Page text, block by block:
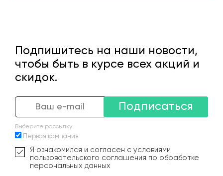
Подпишитесь на наши новости,
чтобы быть в курсе всех акций и
скидок.
Подписаться
Выберите рассылку
Первая кампания
Я ознакомился и согласен с условиями
пользовательского соглашения по обработке
персональных данных